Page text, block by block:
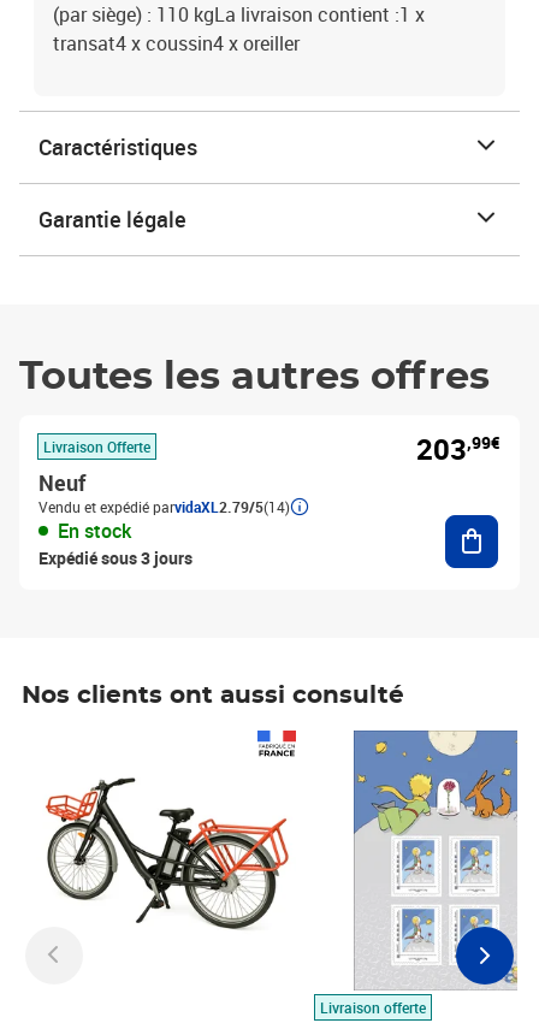
(par siège) : 110 kgLa livraison contient :1 x
transat4 x coussin4 x oreiller
Caractéristiques
Garantie légale
Toutes les autres offres
Livraison Offerte
Neuf
Vendu et expédié parvidaXL 2.79/5(14)
En stock
Expédié sous 3 jours
203,99€
Nos clients ont aussi consulté
Livraison offerte
Prix 7,50€